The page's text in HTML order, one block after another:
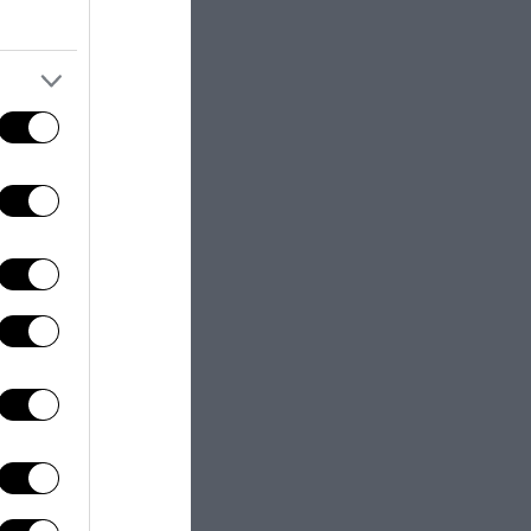
il porto
del
il quale la
di
porto più
la
la
considerata
parte della
zone meno